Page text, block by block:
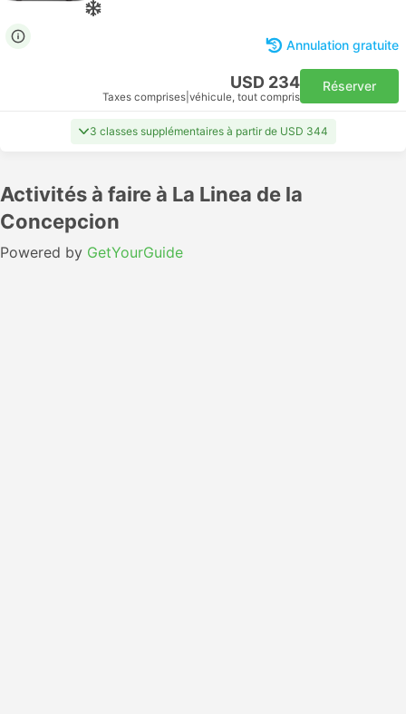
Annulation gratuite
USD 234
Taxes comprises véhicule, tout compris
Réserver
3 classes supplémentaires à partir de USD 344
Activités à faire à La Linea de la
Concepcion
Powered by GetYourGuide